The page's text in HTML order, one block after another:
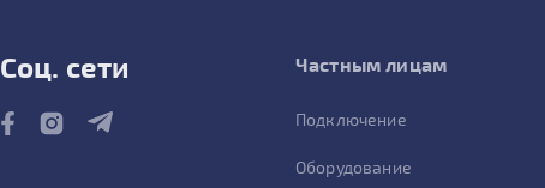
Соц. сети Частным лицам
Подключение
Оборудование